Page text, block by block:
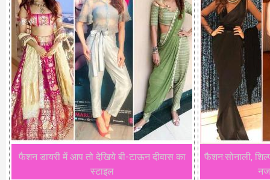
फैशन डायरी में आप तो देखिये बी-टाऊन दीवास का
स्टाइल
फैशन:सोनाली,